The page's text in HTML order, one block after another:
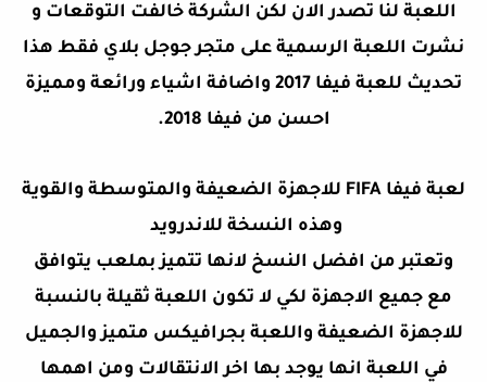
اللعبة لنا تصدر الان لكن الشركة خالفت التوقعات و
نشرت اللعبة الرسمية على متجر جوجل بلاي فقط هذا
تحديث للعبة فيفا 2017 واضافة اشياء ورائعة ومميزة
احسن من فيفا 2018.
لعبة فيفا FIFA للاجهزة الضعيفة والمتوسطة والقوية
وهذه النسخة للاندرويد
وتعتبر من افضل النسخ لانها تتميز بملعب يتوافق
مع جميع الاجهزة لكي لا تكون اللعبة ثقيلة بالنسبة
للاجهزة الضعيفة واللعبة بجرافيكس متميز والجميل
في اللعبة انها يوجد بها اخر الانتقالات ومن اهمها